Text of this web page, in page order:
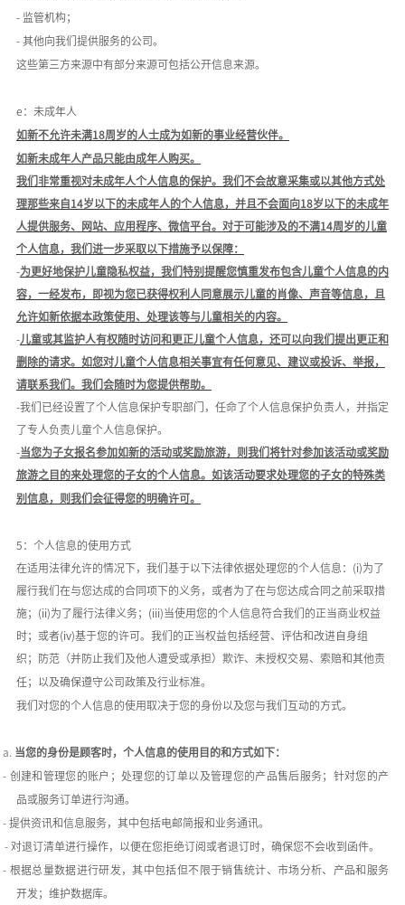
- 监管机构；
- 其他向我们提供服务的公司。
这些第三方来源中有部分来源可包括公开信息来源。
e：未成年人
如新不允许未满18周岁的人士成为如新的事业经营伙伴。
如新未成年人产品只能由成年人购买。
我们非常重视对未成年人个人信息的保护。 我们不会故意采集或以其他方式处
理那些来自14岁以下的未成年人的个人信息，并且不会面向18岁以下的未成年
人提供服务、网站、应用程序、微信平台。 对于可能涉及的不满14周岁的儿童
个人信息，我们进一步采取以下措施予以保障：
-为更好地保护儿童隐私权益，我们特别提醒您慎重发布包含儿童个人信息的内
容，一经发布，即视为您已获得权利人同意展示儿童的肖像、声音等信息，且
允许如新依据本政策使用、处理该等与儿童相关的内容。
-儿童或其监护人有权随时访问和更正儿童个人信息，还可以向我们提出更正和
删除的请求。如您对儿童个人信息相关事宜有任何意见、建议或投诉、举报，
请联系我们。我们会随时为您提供帮助。
-我们已经设置了个人信息保护专职部门，任命了个人信息保护负责人，并指定
了专人负责儿童个人信息保护。
-当您为子女报名参加如新的活动或奖励旅游，则我们将针对参加该活动或奖励
旅游之目的来处理您的子女的个人信息。如该活动要求处理您的子女的特殊类
别信息，则我们会征得您的明确许可。
5：个人信息的使用方式
在适用法律允许的情况下，我们基于以下法律依据处理您的个人信息： (i)为了
履行我们在与您达成的合同项下的义务，或者为了在与您达成合同之前采取措
施；(ii)为了履行法律义务；(iii)当使用您的个人信息符合我们的正当商业权益
时；或者(iv)基于您的许可。我们的正当权益包括经营、评估和改进自身组
织；防范（并防止我们及他人遭受或承担）欺诈、未授权交易、索赔和其他责
任；以及确保遵守公司政策及行业标准。
我们对您的个人信息的使用取决于您的身份以及您与我们互动的方式。
a. 当您的身份是顾客时，个人信息的使用目的和方式如下：
- 创建和管理您的账户；处理您的订单以及管理您的产品售后服务；针对您的产
品或服务订单进行沟通。
-提供资讯和信息服务，其中包括电邮简报和业务通讯。
- 对退订清单进行操作，以便在您拒绝订阅或者退订时，确保您不会收到函件。
- 根据总量数据进行研发，其中包括但不限于销售统计、市场分析、产品和服务
开发；维护数据库。